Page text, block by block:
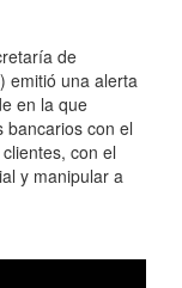
de
emitió una alerta
en la que
bancarios con el
con el
y manipular a